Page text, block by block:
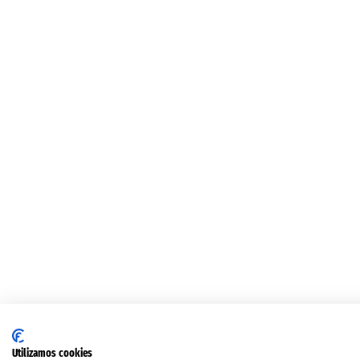
Utilizamos cookies